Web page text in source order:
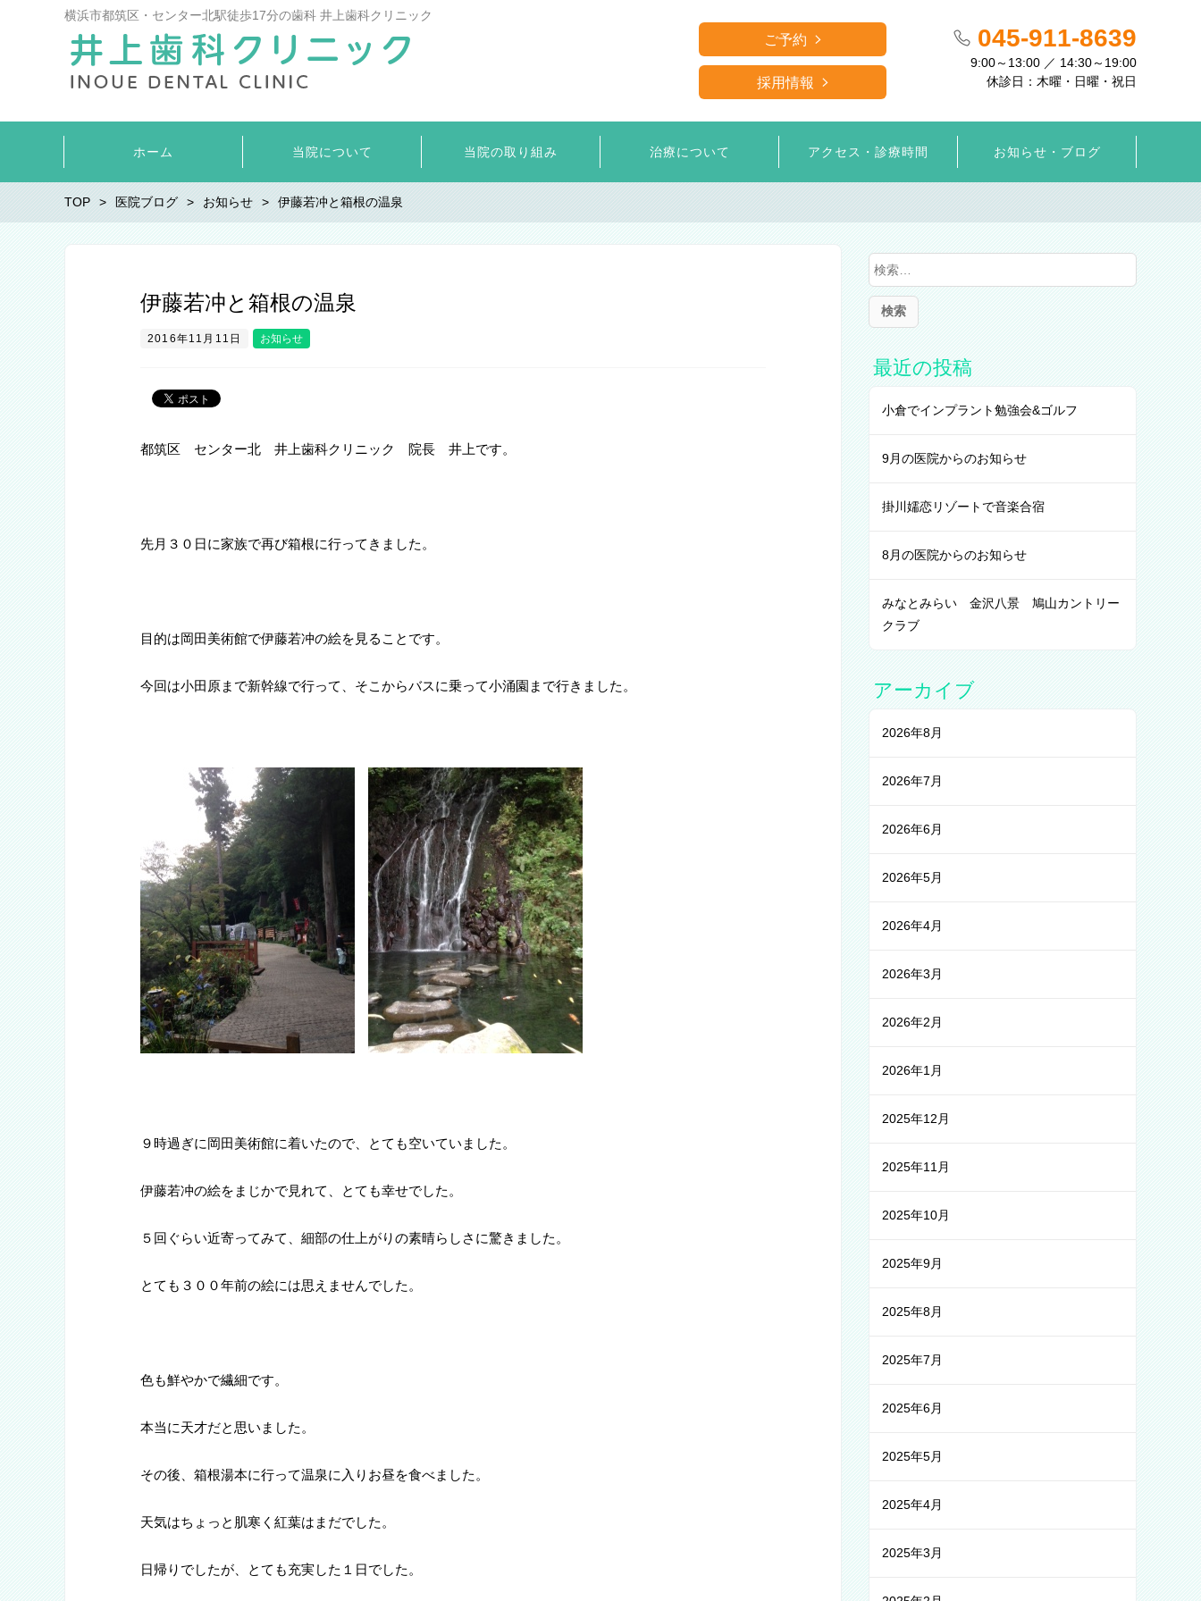
横浜市都筑区・センター北駅徒歩17分の歯科 井上歯科クリニック
ご予約
採用情報
045-911-8639
9:00～13:00 ／ 14:30～19:00
休診日：木曜・日曜・祝日
ホーム 当院について 当院の取り組み 治療について アクセス・診療時間 お知らせ・ブログ
TOP 医院ブログ お知らせ 伊藤若冲と箱根の温泉
伊藤若冲と箱根の温泉
2016年11月11日 お知らせ
都筑区 センター北 井上歯科クリニック 院長 井上です。
先月３０日に家族で再び箱根に行ってきました。
目的は岡田美術館で伊藤若冲の絵を見ることです。
今回は小田原まで新幹線で行って、そこからバスに乗って小涌園まで行きました。
９時過ぎに岡田美術館に着いたので、とても空いていました。
伊藤若冲の絵をまじかで見れて、とても幸せでした。
５回ぐらい近寄ってみて、細部の仕上がりの素晴らしさに驚きました。
とても３００年前の絵には思えませんでした。
色も鮮やかで繊細です。
本当に天才だと思いました。
その後、箱根湯本に行って温泉に入りお昼を食べました。
天気はちょっと肌寒く紅葉はまだでした。
日帰りでしたが、とても充実した１日でした。
検
索
:
最近の投稿
小倉でインプラント勉強会&ゴルフ
9月の医院からのお知らせ
掛川嬬恋リゾートで音楽合宿
8月の医院からのお知らせ
みなとみらい 金沢八景 鳩山カントリー
クラブ
アーカイブ
2026年8月
2026年7月
2026年6月
2026年5月
2026年4月
2026年3月
2026年2月
2026年1月
2025年12月
2025年11月
2025年10月
2025年9月
2025年8月
2025年7月
2025年6月
2025年5月
2025年4月
2025年3月